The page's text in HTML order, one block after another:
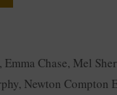
, Emma Chase, Mel
, Newton Compton